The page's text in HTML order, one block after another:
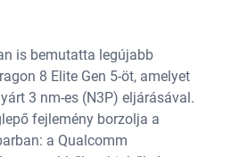
is bemutatta legújabb
8 Elite Gen 5-öt, amelyet
3 nm-es (N3P) eljárásával.
fejlemény borzolja a
a Qualcomm